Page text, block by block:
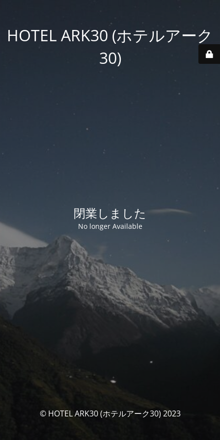
HOTEL ARK30 (ホテルアーク
30)
閉業しました
No longer Available
© HOTEL ARK30 (ホテルアーク30) 2023